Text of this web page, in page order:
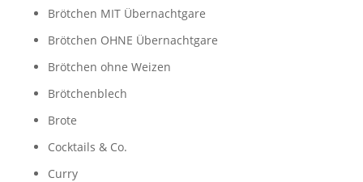
Brötchen MIT Übernachtgare
Brötchen OHNE Übernachtgare
Brötchen ohne Weizen
Brötchenblech
Brote
Cocktails & Co.
Curry